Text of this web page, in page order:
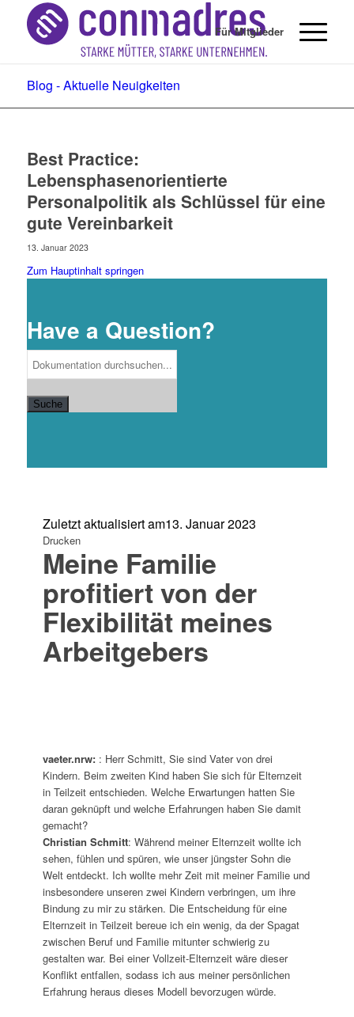
Für Mitglieder
Blog - Aktuelle Neuigkeiten
Best Practice:
Lebensphasenorientierte
Personalpolitik als Schlüssel für eine
gute Vereinbarkeit
13. Januar 2023
Zum Hauptinhalt springen
Have a Question?
Suche
Zuletzt aktualisiert am13. Januar 2023
Drucken
Meine Familie
profitiert von der
Flexibilität meines
Arbeitgebers
vaeter.nrw: : Herr Schmitt, Sie sind Vater von drei
Kindern. Beim zweiten Kind haben Sie sich für Elternzeit
in Teilzeit entschieden. Welche Erwartungen hatten Sie
daran geknüpft und welche Erfahrungen haben Sie damit
gemacht?
Christian Schmitt: Während meiner Elternzeit wollte ich
sehen, fühlen und spüren, wie unser jüngster Sohn die
Welt entdeckt. Ich wollte mehr Zeit mit meiner Familie und
insbesondere unseren zwei Kindern verbringen, um ihre
Bindung zu mir zu stärken. Die Entscheidung für eine
Elternzeit in Teilzeit bereue ich ein wenig, da der Spagat
zwischen Beruf und Familie mitunter schwierig zu
gestalten war. Bei einer Vollzeit-Elternzeit wäre dieser
Konflikt entfallen, sodass ich aus meiner persönlichen
Erfahrung heraus dieses Modell bevorzugen würde.